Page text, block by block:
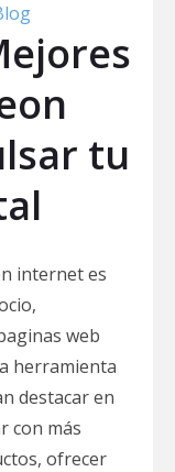
tu
internet es
web
herramienta
destacar en
con más
ofrecer